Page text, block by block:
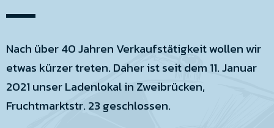
Nach über 40 Jahren Verkaufstätigkeit wollen wir
etwas kürzer treten. Daher ist seit dem 11. Januar
2021 unser Ladenlokal in Zweibrücken,
Fruchtmarktstr. 23 geschlossen.